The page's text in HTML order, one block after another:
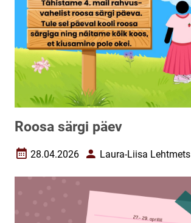
Roosa särgi päev
Loomise kuupäev
28.04.2026 AutorLaura-Liisa Lehtmets